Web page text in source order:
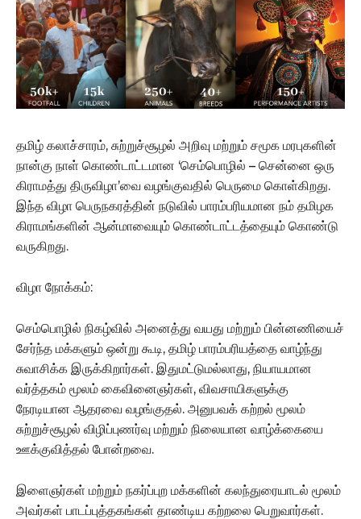
தமிழ் கலாச்சாரம், சுற்றுச்சூழல் அறிவு மற்றும் சமூக மரபுகளின்
நான்கு நாள் கொண்டாட்டமான ‘செம்பொழில் – சென்னை ஒரு
கிராமத்து திருவிழா’வை வழங்குவதில் பெருமை கொள்கிறது.
இந்த விழா பெருநகரத்தின் நடுவில் பாரம்பரியமான நம் தமிழக
கிராமங்களின் ஆன்மாவையும் கொண்டாட்டத்தையும் கொண்டு
வருகிறது.
விழா நோக்கம்:
செம்பொழில் நிகழ்வில் அனைத்து வயது மற்றும் பின்னணியைச்
சேர்ந்த மக்களும் ஒன்று கூடி, தமிழ் பாரம்பரியத்தை வாழ்ந்து
சுவாசிக்க இருக்கிறார்கள். இதுமட்டுமல்லாது, நியாயமான
வர்த்தகம் மூலம் கைவினைஞர்கள், விவசாயிகளுக்கு
நேரடியான ஆதரவை வழங்குதல். அனுபவக் கற்றல் மூலம்
சுற்றுச்சூழல் விழிப்புணர்வு மற்றும் நிலையான வாழ்க்கையை
ஊக்குவித்தல் போன்றவை.
இளைஞர்கள் மற்றும் நகர்ப்புற மக்களின் கலந்துரையாடல் மூலம்
அவர்கள் பாடப்புத்தகங்கள் தாண்டிய கற்றலை பெறுவார்கள்.